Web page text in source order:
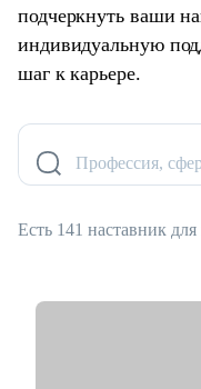
подчеркнуть ваши
индивидуальную
шаг к карьере.
Профессия,
Есть 141 наставник для